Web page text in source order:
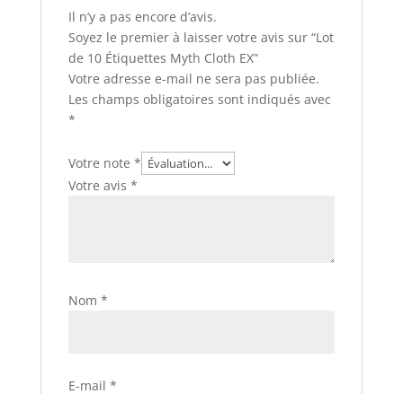
Il n’y a pas encore d’avis.
Soyez le premier à laisser votre avis sur “Lot
de 10 Étiquettes Myth Cloth EX”
Votre adresse e-mail ne sera pas publiée.
Les champs obligatoires sont indiqués avec
*
Votre note *
Votre avis *
Nom *
E-mail *